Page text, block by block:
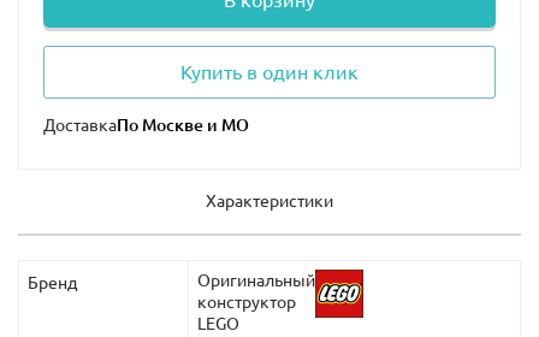
Купить в один клик
Доставка
Характеристики
Бренд
Оригинальный
конструктор
LEGO